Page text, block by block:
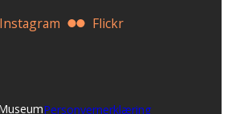
Instagram
Flickr
Personvernerklæring